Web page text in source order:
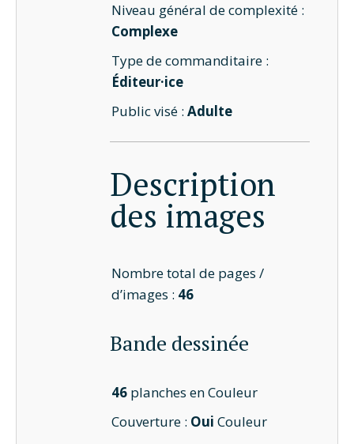
Niveau général de complexité :
Complexe
Type de commanditaire :
Éditeur·ice
Public visé :Adulte
Description
des images
Nombre total de pages /
d’images : 46
Bande dessinée
46 planches en Couleur
Couverture : Oui Couleur